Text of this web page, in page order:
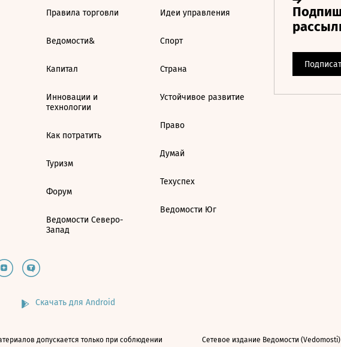
Правила торговли
Ведомости&
Капитал
Инновации и
технологии
Как потратить
Туризм
Форум
Ведомости Северо-
Запад
Идеи управления
Спорт
Страна
Устойчивое развитие
Право
Думай
Техуспех
Ведомости Юг
Скачать для Android
допускается только при соблюдении
Сетевое издание Ведомости (Vedomosti)